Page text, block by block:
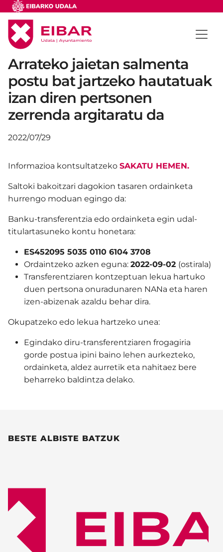
Arrateko jaietan salmenta
postu bat jartzeko hautatuak
izan diren pertsonen
zerrenda argitaratu da
2022/07/29
Informazioa kontsultatzeko SAKATU HEMEN.
Saltoki bakoitzari dagokion tasaren ordainketa
hurrengo moduan egingo da:
Banku-transferentzia edo ordainketa egin udal-
titulartasuneko kontu honetara:
ES452095 5035 0110 6104 3708
Ordaintzeko azken eguna: 2022-09-02 (ostirala)
Transferentziaren kontzeptuan lekua hartuko
duen pertsona onuradunaren NANa eta haren
izen-abizenak azaldu behar dira.
Okupatzeko edo lekua hartzeko unea:
Egindako diru-transferentziaren frogagiria
gorde postua ipini baino lehen aurkezteko,
ordainketa, aldez aurretik eta nahitaez bere
beharreko baldintza delako.
BESTE ALBISTE BATZUK